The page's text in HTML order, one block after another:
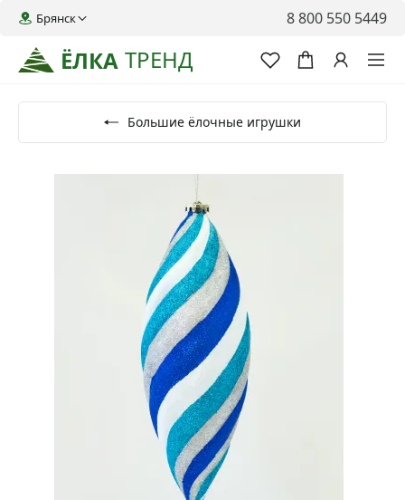
ЁЛКА ТРЕНД
Брянск 8 800 550 5449
Большие ёлочные игрушки